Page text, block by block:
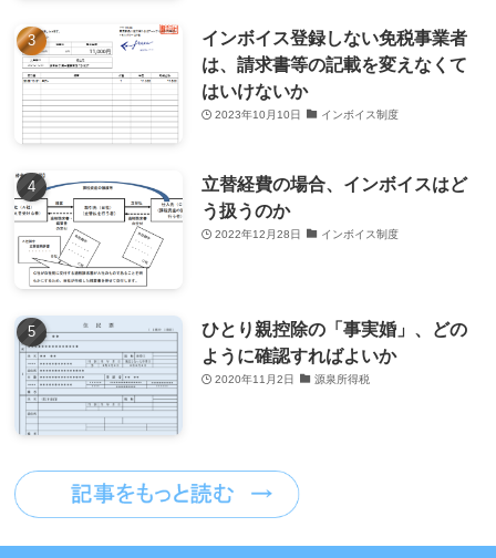
インボイス登録しない免税事業者
は、請求書等の記載を変えなくて
はいけないか
2023年10月10日 インボイス制度
立替経費の場合、インボイスはど
う扱うのか
2022年12月28日 インボイス制度
ひとり親控除の「事実婚」、どの
ように確認すればよいか
2020年11月2日 源泉所得税